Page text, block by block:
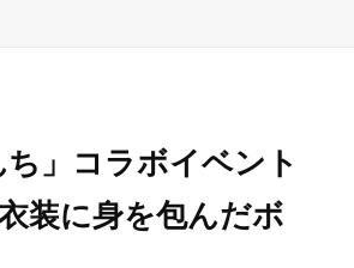
」コラボイベント
装に身を包んだボ